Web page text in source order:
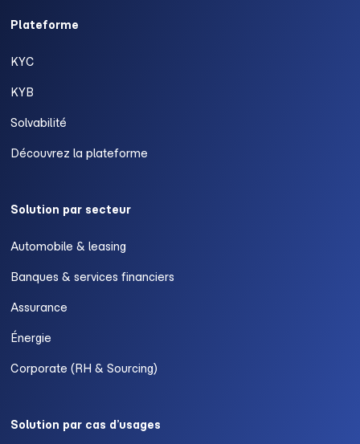
Plateforme
KYC
KYB
Solvabilité
Découvrez la plateforme
Solution par secteur
Automobile & leasing
Banques & services financiers
Assurance
Énergie
Corporate (RH & Sourcing)
Solution par cas d’usages